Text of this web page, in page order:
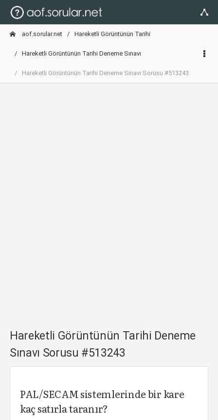
aof.sorular.net Hareketli Görüntünün Tarihi
Hareketli Görüntünün Tarihi Deneme Sınavı
Hareketli Görüntünün Tarihi Deneme Sınavı Sorusu #513243
Hareketli Görüntünün Tarihi Deneme
Sınavı Sorusu #513243
PAL/SECAM sistemlerinde bir kare
kaç satırla taranır?